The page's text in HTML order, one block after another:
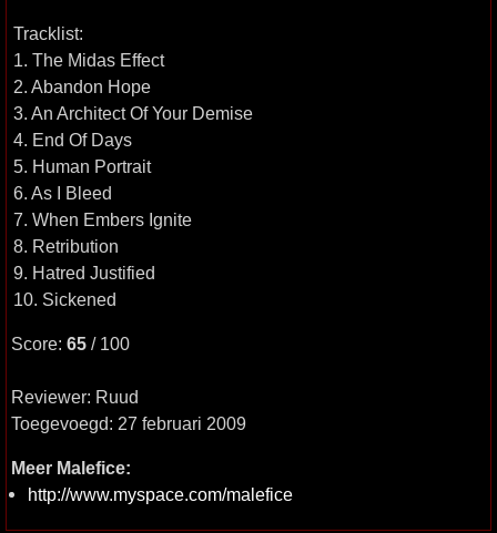
Tracklist:
1. The Midas Effect
2. Abandon Hope
3. An Architect Of Your Demise
4. End Of Days
5. Human Portrait
6. As I Bleed
7. When Embers Ignite
8. Retribution
9. Hatred Justified
10. Sickened
Score: 65 / 100
Reviewer: Ruud
Toegevoegd: 27 februari 2009
Meer Malefice:
http://www.myspace.com/malefice